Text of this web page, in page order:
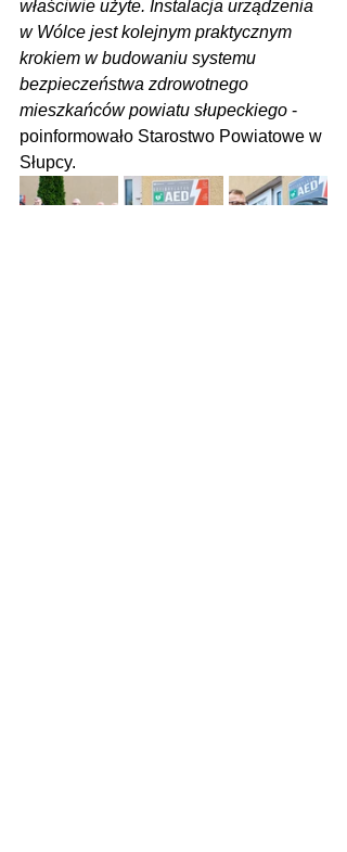
właściwie użyte. Instalacja urządzenia
w Wólce jest kolejnym praktycznym
krokiem w budowaniu systemu
bezpieczeństwa zdrowotnego
mieszkańców powiatu słupeckiego -
poinformowało Starostwo Powiatowe w
Słupcy.